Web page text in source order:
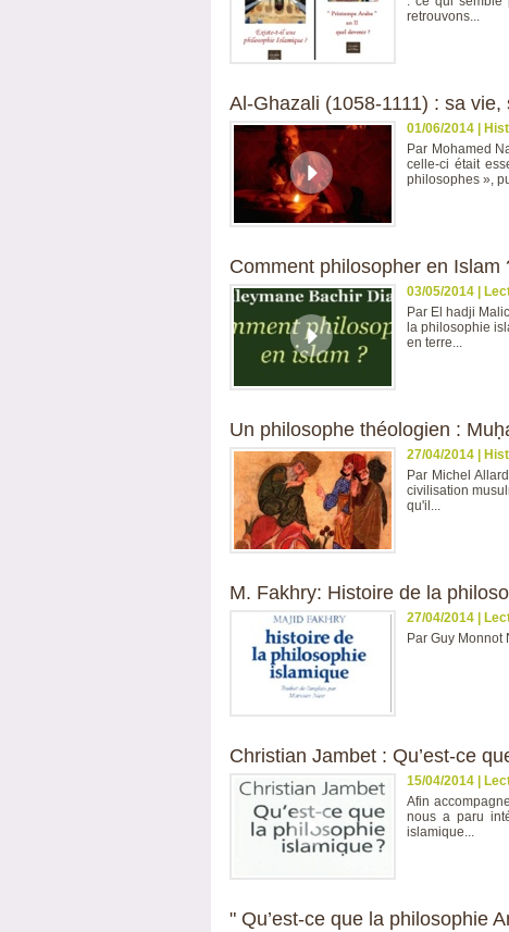
retrouvons...
Al-Ghazali (1058-1111) : sa
01/06/2014
Par Mohamed
celle-ci était
philosophes »,
Comment philosopher en
03/05/2014
Par El hadji
la philosophie
en terre...
Un philosophe théologien :
27/04/2014
Par Michel
civilisation
qu'il...
M. Fakhry: Histoire de la
27/04/2014
Par Guy
Christian Jambet : Qu’est-ce
15/04/2014
Afin
nous a paru
islamique...
" Qu’est-ce que la philosophie